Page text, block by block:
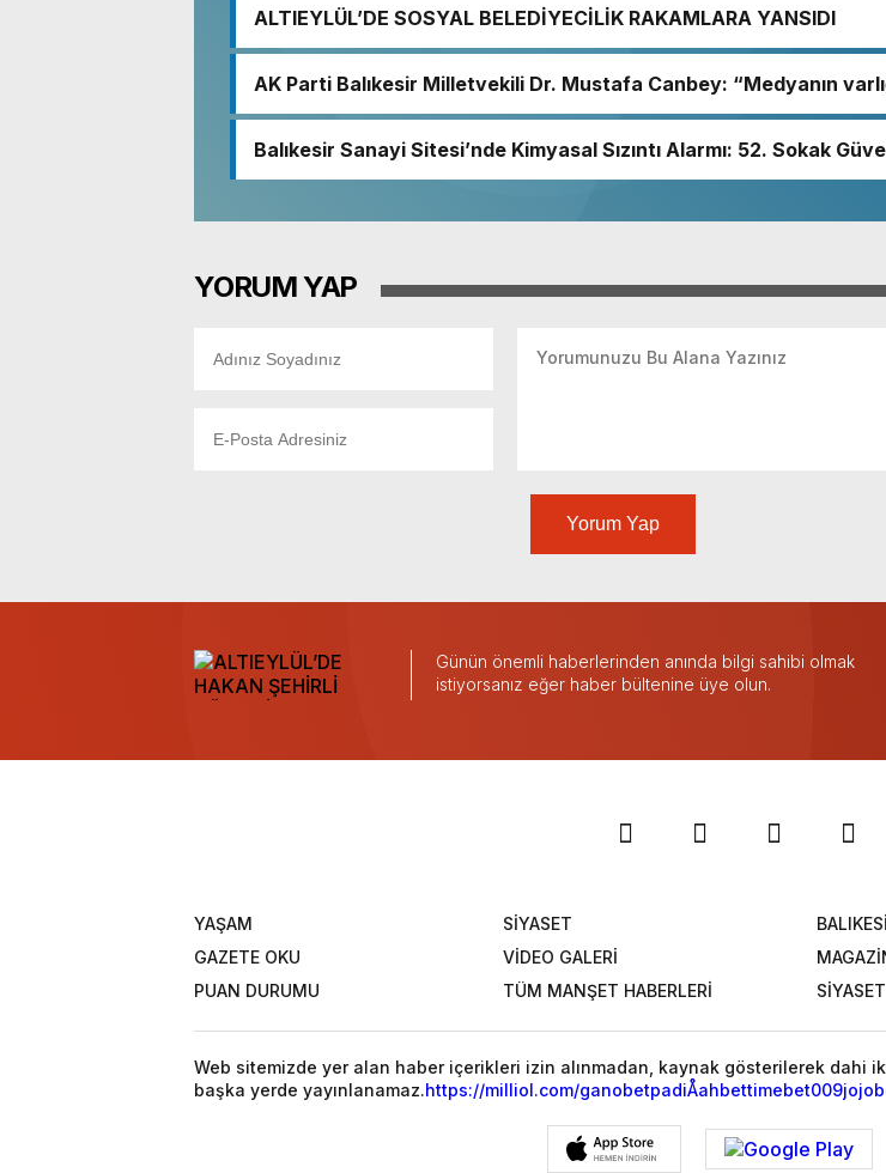
ALTIEYLÜL’DE SOSYAL BELEDİYECİLİK RAKAMLARA YANSIDI
AK Parti Balıkesir Milletvekili Dr. Mustafa Canbey: “Medyanın
demokratik ve şeffaf toplumun olmazsa olmaz koşuludur”
Balıkesir Sanayi Sitesi’nde Kimyasal Sızıntı Alarmı: 52. Sokak
Nedeniyle Boşaltıldı
YORUM YAP
Yorum Yap
Günün önemli haberlerinden anında bilgi sahibi olmak
istiyorsanız eğer haber bültenine üye olun.
YAŞAM
SİYASET
GAZETE OKU
VİDEO GALERİ
PUAN DURUMU
TÜM MANŞET HABERLERİ
SİYASET
Web sitemizde yer alan haber içerikleri izin alınmadan, kaynak gösterilerek dahi
başka yerde yayınlanamaz.https://milliol.com/ganobetpadiÅahbettimebet009